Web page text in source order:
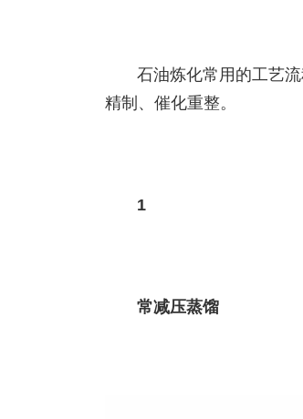
石油炼化常用的工艺
精制、催化重整。
1
常减压蒸馏